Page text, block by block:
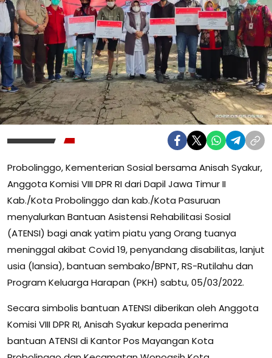
Probolinggo, Kementerian Sosial bersama Anisah Syakur,
Anggota Komisi VIII DPR RI dari Dapil Jawa Timur II
Kab./Kota Probolinggo dan kab./Kota Pasuruan
menyalurkan Bantuan Asistensi Rehabilitasi Sosial
(ATENSI) bagi anak yatim piatu yang Orang tuanya
meninggal akibat Covid 19, penyandang disabilitas, lanjut
usia (lansia), bantuan sembako/BPNT, RS-Rutilahu dan
Program Keluarga Harapan (PKH) sabtu, 05/03/2022.
Secara simbolis bantuan ATENSI diberikan oleh Anggota
Komisi VIII DPR RI, Anisah Syakur kepada penerima
bantuan ATENSI di Kantor Pos Mayangan Kota